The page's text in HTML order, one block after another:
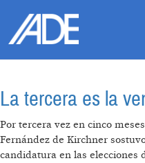
La tercera es la
Por tercera vez en cinco
Fernández de Kirchner
candidatura en las elecciones